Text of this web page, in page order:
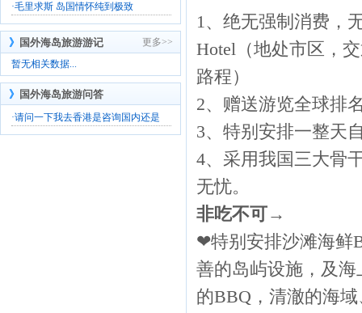
·毛里求斯 岛国情怀纯到极致
》 国外海岛旅游游记
更多>>
暂无相关数据...
》 国外海岛旅游问答
·请问一下我去香港是咨询国内还是
1、绝无强制消费，
Hotel（地处市区，
路程）
2、赠送游览全球排
3、特别安排一整天
4、采用我国三大骨
无忧。
非吃不可→
❤特别安排沙滩海鲜
善的岛屿设施，及
的BBQ，清澈的海